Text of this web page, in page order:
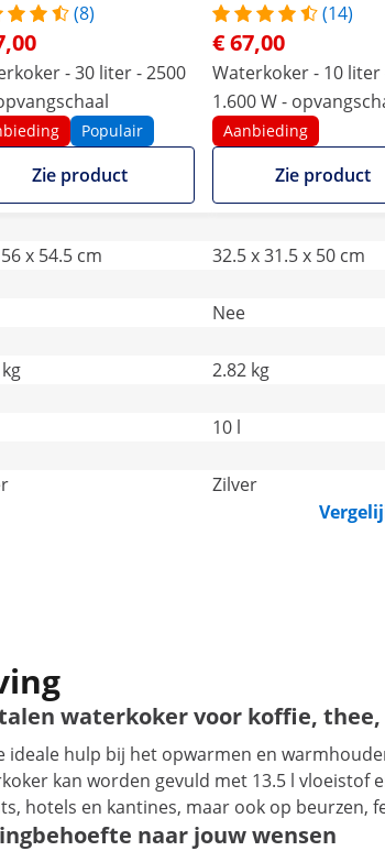
(8)
- 30 liter - 2500
Populair
Zie product
(14)
€ 67,00
Waterkoker - 10 liter
1.600 W -
Aanbieding
Zie product
x 54.5 cm 32.5 x 31.5 x 50 cm
Nee
2.82 kg
10 l
Zilver
waterkoker voor koffie,
ideale hulp bij het opwarmen en
kan worden gevuld met 13.5 l vloeistof
hotels en kantines, maar ook op beurzen,
naar jouw wensen